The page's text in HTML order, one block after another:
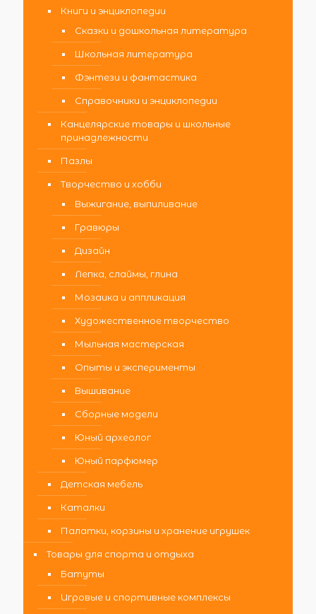
Книги и энциклопедии
Сказки и дошкольная литература
Школьная литература
Фэнтези и фантастика
Справочники и энциклопедии
Канцелярские товары и школьные
принадлежности
Пазлы
Творчество и хобби
Выжигание, выпиливание
Гравюры
Дизайн
Лепка, слаймы, глина
Мозаика и аппликация
Художественное творчество
Мыльная мастерская
Опыты и эксперименты
Вышивание
Сборные модели
Юный археолог
Юный парфюмер
Детская мебель
Каталки
Палатки, корзины и хранение игрушек
Товары для спорта и отдыха
Батуты
Игровые и спортивные комплексы